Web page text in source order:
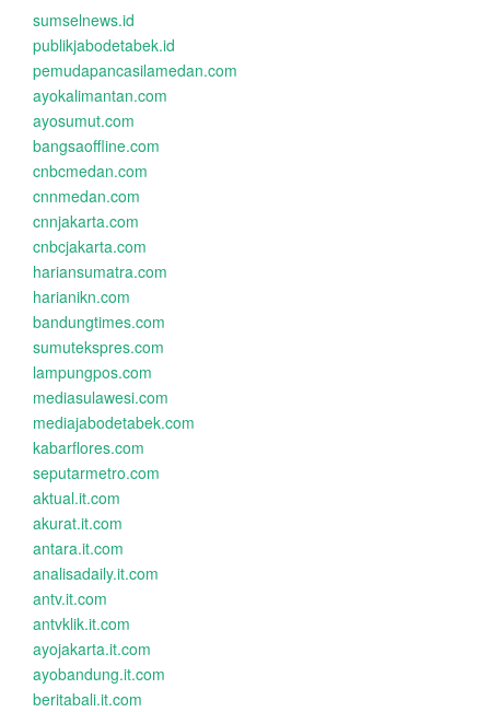
sumselnews.id
publikjabodetabek.id
pemudapancasilamedan.com
ayokalimantan.com
ayosumut.com
bangsaoffline.com
cnbcmedan.com
cnnmedan.com
cnnjakarta.com
cnbcjakarta.com
hariansumatra.com
harianikn.com
bandungtimes.com
sumutekspres.com
lampungpos.com
mediasulawesi.com
mediajabodetabek.com
kabarflores.com
seputarmetro.com
aktual.it.com
akurat.it.com
antara.it.com
analisadaily.it.com
antv.it.com
antvklik.it.com
ayojakarta.it.com
ayobandung.it.com
beritabali.it.com